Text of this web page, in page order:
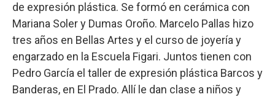
de expresión plástica. Se formó en cerámica con
Mariana Soler y Dumas Oroño. Marcelo Pallas hizo
tres años en Bellas Artes y el curso de joyería y
engarzado en la Escuela Figari. Juntos tienen con
Pedro García el taller de expresión plástica Barcos y
Banderas, en El Prado. Allí le dan clase a niños y